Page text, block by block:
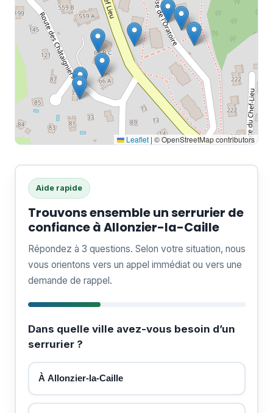
Leaflet | © OpenStreetMap contributors
Aide rapide
Trouvons ensemble un serrurier de
confiance à Allonzier-la-Caille
Répondez à 3 questions. Selon votre situation, nous
vous orientons vers un appel immédiat ou vers une
demande de rappel.
Dans quelle ville avez-vous besoin d’un
serrurier ?
À Allonzier-la-Caille